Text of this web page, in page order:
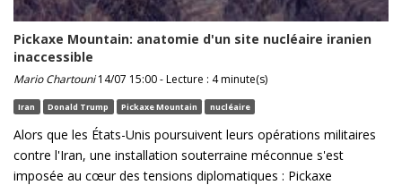
Pickaxe Mountain: anatomie d'un site nucléaire iranien
inaccessible
Mario Chartouni14/07 15:00 - Lecture : 4 minute(s)
Iran Donald Trump Pickaxe Mountain nucléaire
Alors que les États-Unis poursuivent leurs opérations militaires
contre l'Iran, une installation souterraine méconnue s'est
imposée au cœur des tensions diplomatiques : Pickaxe